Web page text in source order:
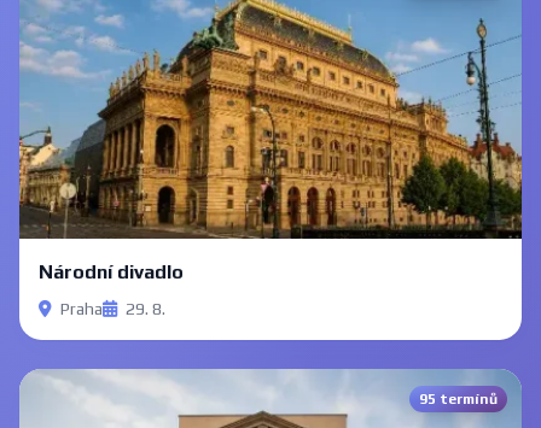
Národní divadlo
Praha 29. 8.
95 termínů